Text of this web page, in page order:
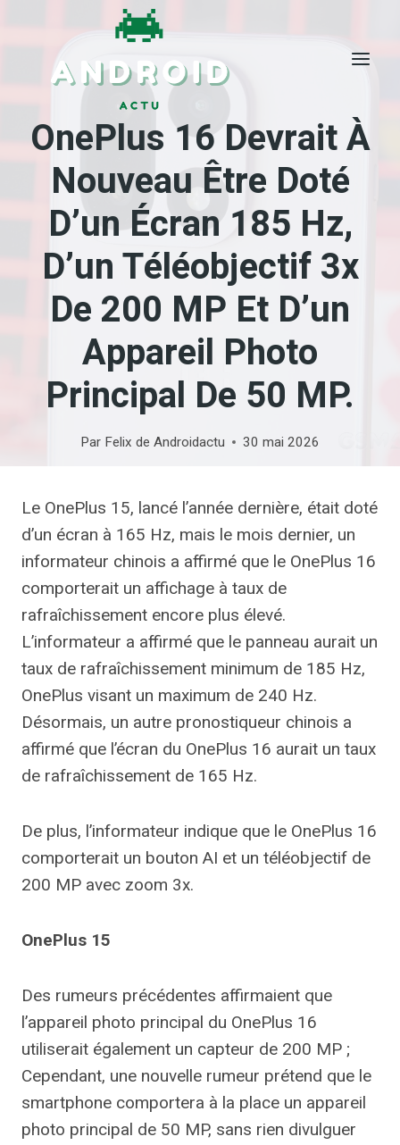
content
OnePlus 16 Devrait À
Nouveau Être Doté
D’un Écran 185 Hz,
D’un Téléobjectif 3x
De 200 MP Et D’un
Appareil Photo
Principal De 50 MP.
Par Felix de Androidactu 30 mai 2026
Le OnePlus 15, lancé l’année dernière, était doté
d’un écran à 165 Hz, mais le mois dernier, un
informateur chinois a affirmé que le OnePlus 16
comporterait un affichage à taux de
rafraîchissement encore plus élevé.
L’informateur a affirmé que le panneau aurait un
taux de rafraîchissement minimum de 185 Hz,
OnePlus visant un maximum de 240 Hz.
Désormais, un autre pronostiqueur chinois a
affirmé que l’écran du OnePlus 16 aurait un taux
de rafraîchissement de 165 Hz.
De plus, l’informateur indique que le OnePlus 16
comporterait un bouton AI et un téléobjectif de
200 MP avec zoom 3x.
OnePlus 15
Des rumeurs précédentes affirmaient que
l’appareil photo principal du OnePlus 16
utiliserait également un capteur de 200 MP ;
Cependant, une nouvelle rumeur prétend que le
smartphone comportera à la place un appareil
photo principal de 50 MP, sans rien divulguer